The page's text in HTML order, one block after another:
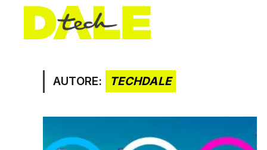
AUTORE: TECHDALE